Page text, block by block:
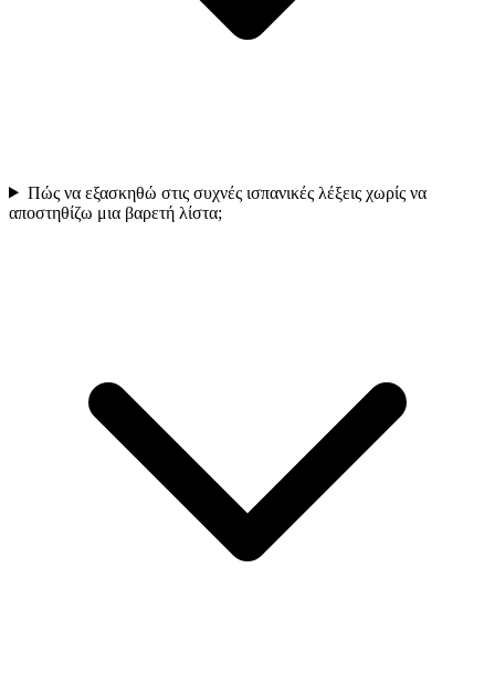
Πώς να εξασκηθώ στις συχνές ισπανικές λέξεις χωρίς να
αποστηθίζω μια βαρετή λίστα;